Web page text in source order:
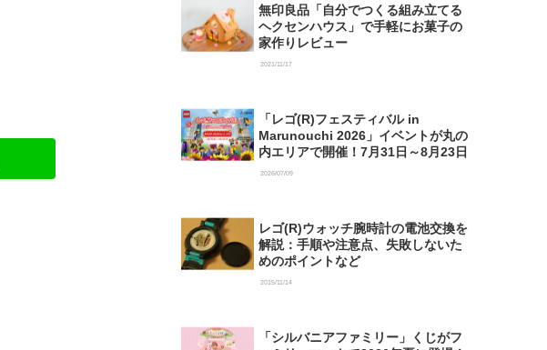
無印良品「自分でつくる組み立てる
ヘクセンハウス」で手軽にお菓子の
家作りレビュー
2021/11/17
「レゴ(R)フェスティバル in
Marunouchi 2026」イベントが丸の
内エリアで開催！7月31日～8月23日
2026/07/09
レゴ(R)ウォッチ腕時計の電池交換を
解説：手順や注意点、失敗しないた
めのポイントなど
2015/11/14
「シルバニアファミリー」くじがフ